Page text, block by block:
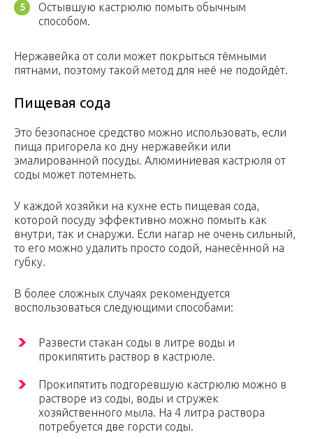
Остывшую кастрюлю помыть обычным
способом.
Нержавейка от соли может покрыться тёмными
пятнами, поэтому такой метод для неё не подойдёт.
Пищевая сода
Это безопасное средство можно использовать, если
пища пригорела ко дну нержавейки или
эмалированной посуды. Алюминиевая кастрюля от
соды может потемнеть.
У каждой хозяйки на кухне есть пищевая сода,
которой посуду эффективно можно помыть как
внутри, так и снаружи. Если нагар не очень сильный,
то его можно удалить просто содой, нанесённой на
губку.
В более сложных случаях рекомендуется
воспользоваться следующими способами:
Развести стакан соды в литре воды и
прокипятить раствор в кастрюле.
Прокипятить подгоревшую кастрюлю можно в
растворе из соды, воды и стружек
хозяйственного мыла. На 4 литра раствора
потребуется две горсти соды.